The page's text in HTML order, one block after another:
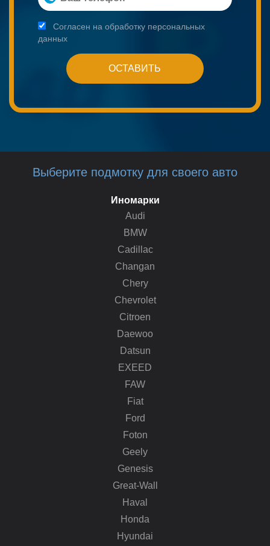
Согласен на обработку персональных
данных
Выберите подмотку для своего авто
Иномарки
Audi
BMW
Cadillac
Changan
Chery
Chevrolet
Citroen
Daewoo
Datsun
EXEED
FAW
Fiat
Ford
Foton
Geely
Genesis
Great-Wall
Haval
Honda
Hyundai